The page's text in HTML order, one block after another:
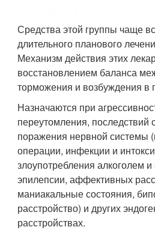
Средства этой группы чаще
длительного планового
Механизм действия этих
восстановлением баланса
торможения и возбуждения в
Назначаются при
переутомления, последствий
поражения нервной системы
операции, инфекции и
злоупотребления алкоголем
эпилепсии, аффективных
маниакальные состояния,
расстройство) и других
расстройствах.